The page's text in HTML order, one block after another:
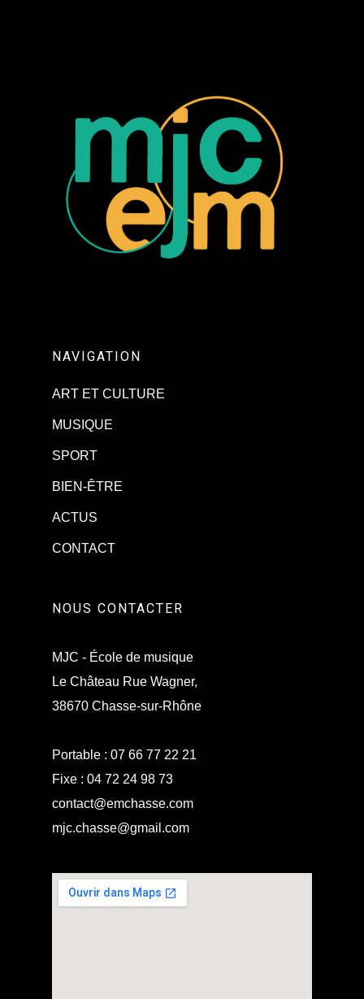
NAVIGATION
ART ET CULTURE
MUSIQUE
SPORT
BIEN-ÊTRE
ACTUS
CONTACT
NOUS CONTACTER
MJC - École de musique
Le Château Rue Wagner,
38670 Chasse-sur-Rhône
Portable : 07 66 77 22 21
Fixe : 04 72 24 98 73
contact@emchasse.com
mjc.chasse@gmail.com